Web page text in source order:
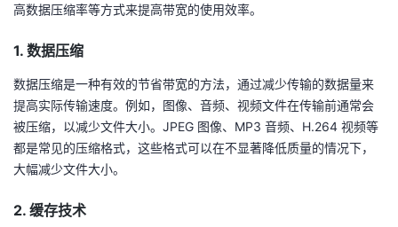
高数据压缩率等方式来提高带宽的使用效率。
1. 数据压缩
数据压缩是一种有效的节省带宽的方法，通过减少传输的数据量来
提高实际传输速度。例如，图像、音频、视频文件在传输前通常会
被压缩，以减少文件大小。JPEG 图像、MP3 音频、H.264 视频等
都是常见的压缩格式，这些格式可以在不显著降低质量的情况下，
大幅减少文件大小。
2. 缓存技术